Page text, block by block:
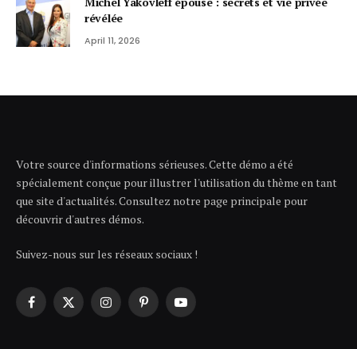
révélée
April 11, 2026
Votre source d'informations sérieuses. Cette démo a été
spécialement conçue pour illustrer l'utilisation du thème en tant
que site d'actualités. Consultez notre page principale pour
découvrir d'autres démos.
Suivez-nous sur les réseaux sociaux !
Facebook
X
InstagramPinterestYouTube